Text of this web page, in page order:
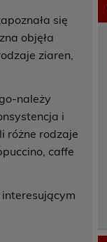
się
objęła
ziaren,
należy
i
różne rodzaje
caffe